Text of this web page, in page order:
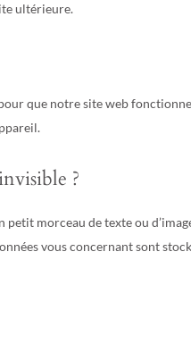
ultérieure.
que notre site web
?
petit morceau de texte ou
vous concernant sont